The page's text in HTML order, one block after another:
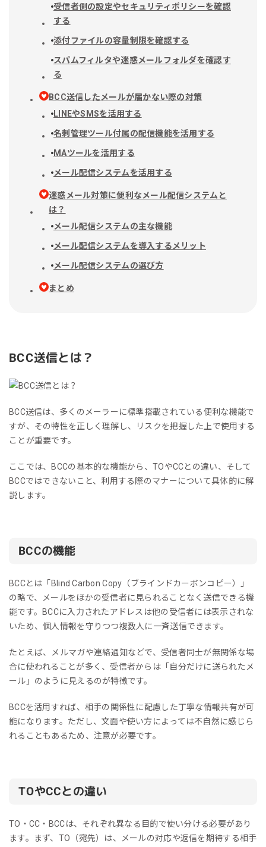
受信者側の設定やセキュリティポリシーを確認
する
添付ファイルの容量制限を確認する
スパムフィルタや迷惑メールフォルダを確認す
る
BCC送信したメールが届かない際の対策
LINEやSMSを活用する
名刺管理ツール付属の配信機能を活用する
MAツールを活用する
メール配信システムを活用する
迷惑メール対策に便利なメール配信システムと
は？
メール配信システムの主な機能
メール配信システムを導入するメリット
メール配信システムの選び方
まとめ
BCC送信とは？
BCC送信は、多くのメーラーに標準搭載されている便利な機能で
すが、その特性を正しく理解し、リスクを把握した上で使用する
ことが重要です。
ここでは、BCCの基本的な機能から、TOやCCとの違い、そして
BCCではできないこと、利用する際のマナーについて具体的に解
説します。
BCCの機能
BCCとは「Blind Carbon Copy（ブラインドカーボンコピー）」
の略で、メールをほかの受信者に見られることなく送信できる機
能です。BCCに入力されたアドレスは他の受信者には表示されな
いため、個人情報を守りつつ複数人に一斉送信できます。
たとえば、メルマガや連絡通知などで、受信者同士が無関係な場
合に使われることが多く、受信者からは「自分だけに送られたメ
ール」のように見えるのが特徴です。
BCCを活用すれば、相手の関係性に配慮した丁寧な情報共有が可
能になります。ただし、文面や使い方によっては不自然に感じら
れることもあるため、注意が必要です。
TOやCCとの違い
TO・CC・BCCは、それぞれ異なる目的で使い分ける必要があり
ます。まず、TO（宛先）は、メールの対応や返信を期待する相手